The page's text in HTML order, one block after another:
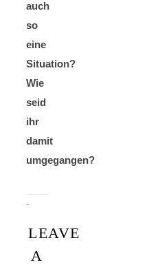
auch
so
eine
Situation?
Wie
seid
ihr
damit
umgegangen?
LEAVE
A